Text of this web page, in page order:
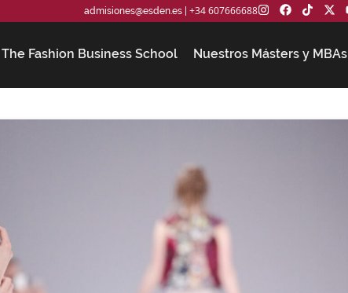
admisiones@esden.es| +34 607666688
The Fashion Business School Nuestros Másters y MBAs